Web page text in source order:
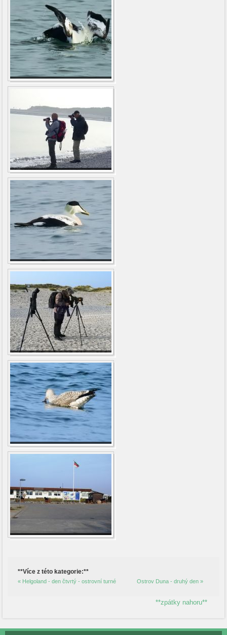
**Více z této kategorie:**
« Helgoland - den čtvrtý - ostrovní turné Ostrov Duna - druhý den »
**zpátky nahoru**